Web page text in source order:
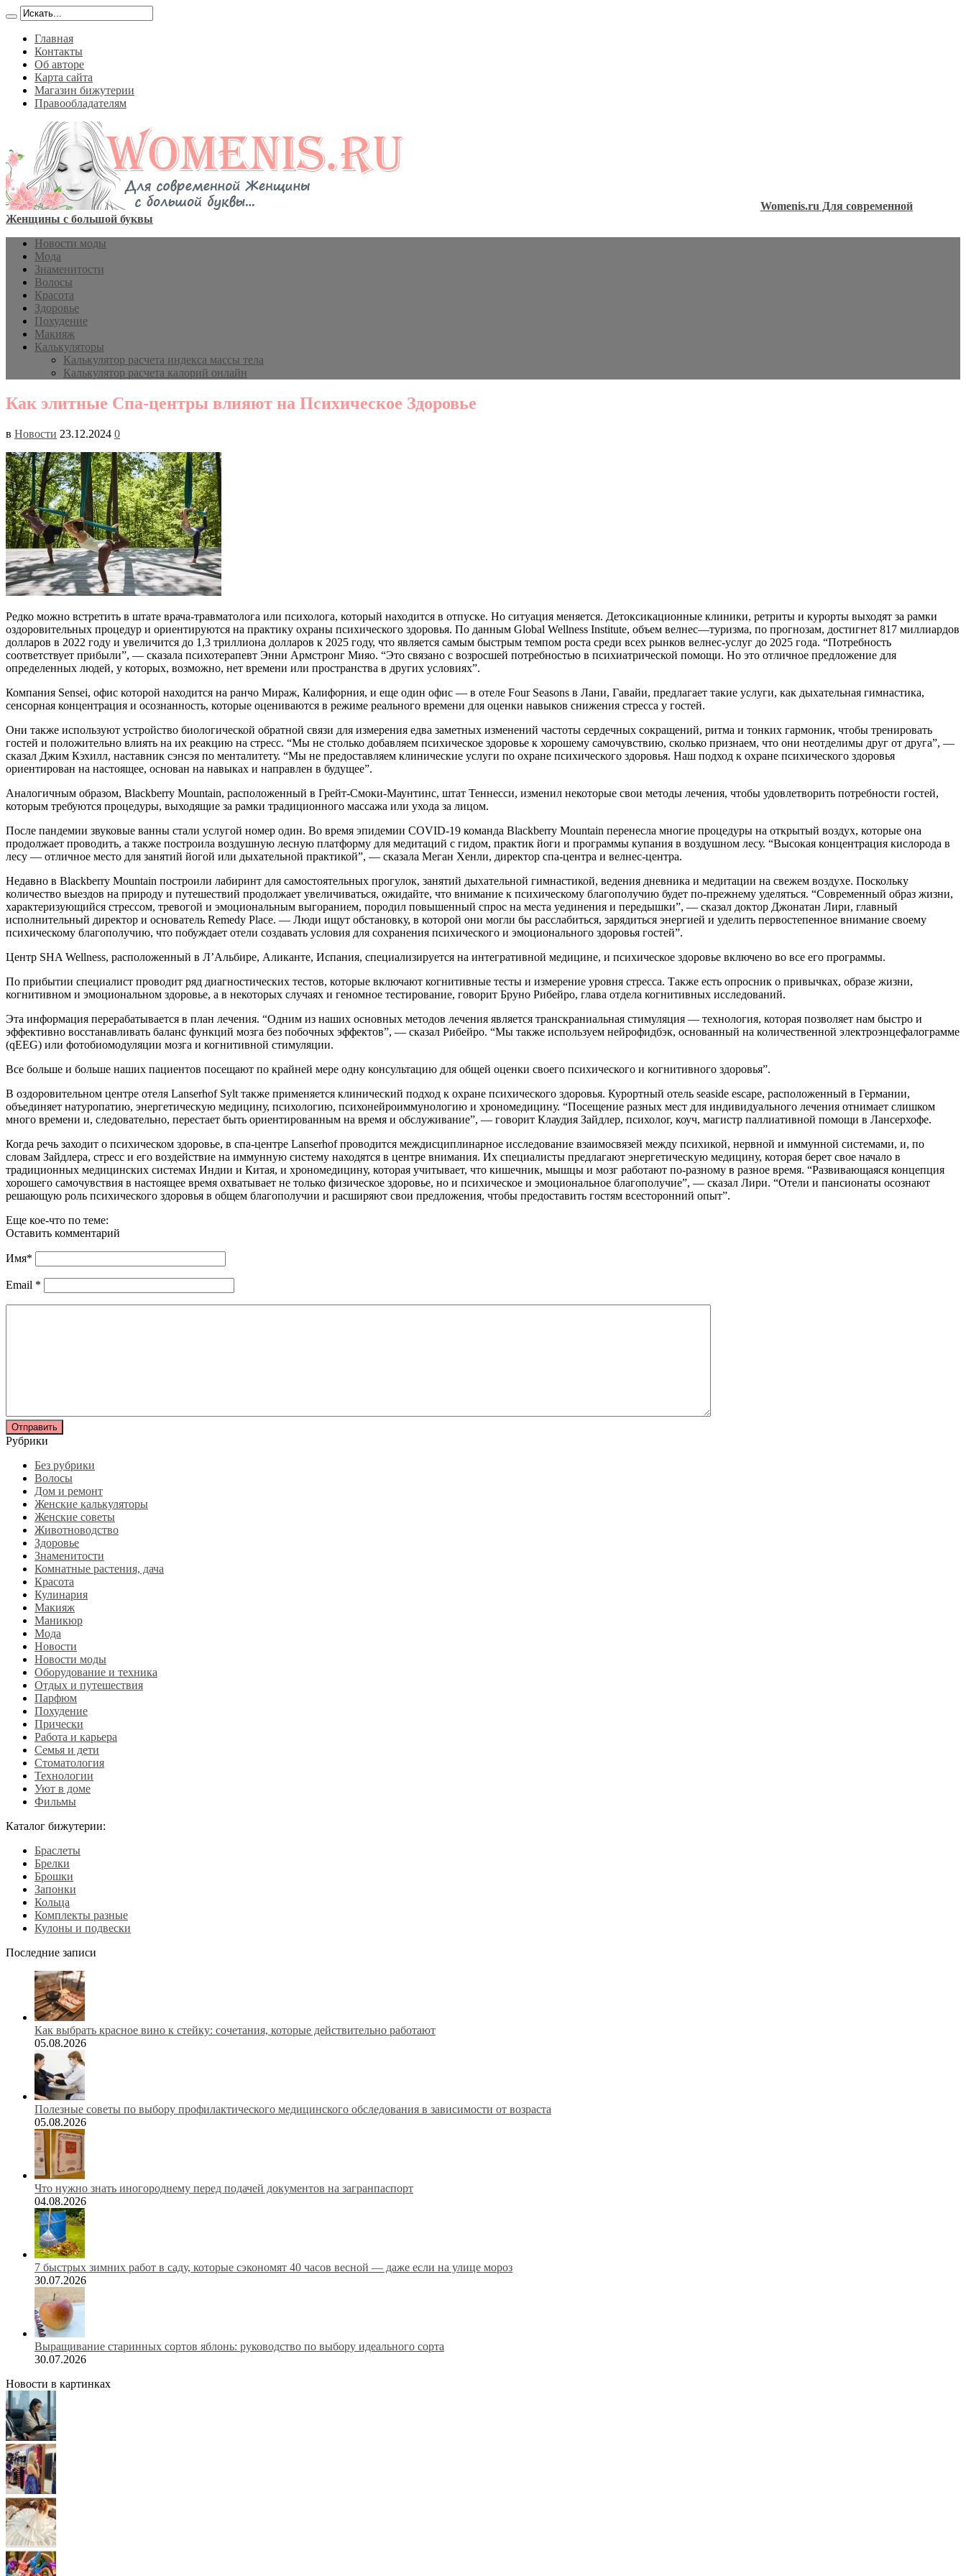
Главная
Контакты
Об авторе
Карта сайта
Магазин бижутерии
Правообладателям
Womenis.ru Для современной
Женщины с большой буквы
Новости моды
Мода
Знаменитости
Волосы
Красота
Здоровье
Похудение
Макияж
Калькуляторы
Калькулятор расчета индекса массы тела
Калькулятор расчета калорий онлайн
Как элитные Спа-центры влияют на Психическое Здоровье
в Новости 23.12.2024 0
Редко можно встретить в штате врача-травматолога или психолога, который находится в отпуске. Но ситуация меняется. Детоксикационные клиники, ретриты и курорты выходят за рамки
оздоровительных процедур и ориентируются на практику охраны психического здоровья. По данным Global Wellness Institute, объем велнес—туризма, по прогнозам, достигнет 817 миллиардов
долларов в 2022 году и увеличится до 1,3 триллиона долларов к 2025 году, что является самым быстрым темпом роста среди всех рынков велнес-услуг до 2025 года. “Потребность
соответствует прибыли”, — сказала психотерапевт Энни Армстронг Мияо. “Это связано с возросшей потребностью в психиатрической помощи. Но это отличное предложение для
определенных людей, у которых, возможно, нет времени или пространства в других условиях”.
Компания Sensei, офис которой находится на ранчо Мираж, Калифорния, и еще один офис — в отеле Four Seasons в Лани, Гавайи, предлагает такие услуги, как дыхательная гимнастика,
сенсорная концентрация и осознанность, которые оцениваются в режиме реального времени для оценки навыков снижения стресса у гостей.
Они также используют устройство биологической обратной связи для измерения едва заметных изменений частоты сердечных сокращений, ритма и тонких гармоник, чтобы тренировать
гостей и положительно влиять на их реакцию на стресс. “Мы не столько добавляем психическое здоровье к хорошему самочувствию, сколько признаем, что они неотделимы друг от друга”, —
сказал Джим Кэхилл, наставник сэнсэя по менталитету. “Мы не предоставляем клинические услуги по охране психического здоровья. Наш подход к охране психического здоровья
ориентирован на настоящее, основан на навыках и направлен в будущее”.
Аналогичным образом, Blackberry Mountain, расположенный в Грейт-Смоки-Маунтинс, штат Теннесси, изменил некоторые свои методы лечения, чтобы удовлетворить потребности гостей,
которым требуются процедуры, выходящие за рамки традиционного массажа или ухода за лицом.
После пандемии звуковые ванны стали услугой номер один. Во время эпидемии COVID-19 команда Blackberry Mountain перенесла многие процедуры на открытый воздух, которые она
продолжает проводить, а также построила воздушную лесную платформу для медитаций с гидом, практик йоги и программы купания в воздушном лесу. “Высокая концентрация кислорода в
лесу — отличное место для занятий йогой или дыхательной практикой”, — сказала Меган Хенли, директор спа-центра и велнес-центра.
Недавно в Blackberry Mountain построили лабиринт для самостоятельных прогулок, занятий дыхательной гимнастикой, ведения дневника и медитации на свежем воздухе. Поскольку
количество выездов на природу и путешествий продолжает увеличиваться, ожидайте, что внимание к психическому благополучию будет по-прежнему уделяться. “Современный образ жизни,
характеризующийся стрессом, тревогой и эмоциональным выгоранием, породил повышенный спрос на места уединения и передышки”, — сказал доктор Джонатан Лири, главный
исполнительный директор и основатель Remedy Place. — Люди ищут обстановку, в которой они могли бы расслабиться, зарядиться энергией и уделить первостепенное внимание своему
психическому благополучию, что побуждает отели создавать условия для сохранения психического и эмоционального здоровья гостей”.
Центр SHA Wellness, расположенный в Л’Альбире, Аликанте, Испания, специализируется на интегративной медицине, и психическое здоровье включено во все его программы.
По прибытии специалист проводит ряд диагностических тестов, которые включают когнитивные тесты и измерение уровня стресса. Также есть опросник о привычках, образе жизни,
когнитивном и эмоциональном здоровье, а в некоторых случаях и геномное тестирование, говорит Бруно Рибейро, глава отдела когнитивных исследований.
Эта информация перерабатывается в план лечения. “Одним из наших основных методов лечения является транскраниальная стимуляция — технология, которая позволяет нам быстро и
эффективно восстанавливать баланс функций мозга без побочных эффектов”, — сказал Рибейро. “Мы также используем нейрофидбэк, основанный на количественной электроэнцефалограмме
(qEEG) или фотобиомодуляции мозга и когнитивной стимуляции.
Все больше и больше наших пациентов посещают по крайней мере одну консультацию для общей оценки своего психического и когнитивного здоровья”.
В оздоровительном центре отеля Lanserhof Sylt также применяется клинический подход к охране психического здоровья. Курортный отель seaside escape, расположенный в Германии,
объединяет натуропатию, энергетическую медицину, психологию, психонейроиммунологию и хрономедицину. “Посещение разных мест для индивидуального лечения отнимает слишком
много времени и, следовательно, перестает быть ориентированным на время и обслуживание”, — говорит Клаудия Зайдлер, психолог, коуч, магистр паллиативной помощи в Лансерхофе.
Когда речь заходит о психическом здоровье, в спа-центре Lanserhof проводится междисциплинарное исследование взаимосвязей между психикой, нервной и иммунной системами, и, по
словам Зайдлера, стресс и его воздействие на иммунную систему находятся в центре внимания. Их специалисты предлагают энергетическую медицину, которая берет свое начало в
традиционных медицинских системах Индии и Китая, и хрономедицину, которая учитывает, что кишечник, мышцы и мозг работают по-разному в разное время. “Развивающаяся концепция
хорошего самочувствия в настоящее время охватывает не только физическое здоровье, но и психическое и эмоциональное благополучие”, — сказал Лири. “Отели и пансионаты осознают
решающую роль психического здоровья в общем благополучии и расширяют свои предложения, чтобы предоставить гостям всесторонний опыт”.
Еще кое-что по теме:
Оставить комментарий
Имя*
Email *
Рубрики
Без рубрики
Волосы
Дом и ремонт
Женские калькуляторы
Женские советы
Животноводство
Здоровье
Знаменитости
Комнатные растения, дача
Красота
Кулинария
Макияж
Маникюр
Мода
Новости
Новости моды
Оборудование и техника
Отдых и путешествия
Парфюм
Похудение
Прически
Работа и карьера
Семья и дети
Стоматология
Технологии
Уют в доме
Фильмы
Каталог бижутерии:
Браслеты
Брелки
Брошки
Запонки
Кольца
Комплекты разные
Кулоны и подвески
Последние записи
Как выбрать красное вино к стейку: сочетания, которые действительно работают
05.08.2026
Полезные советы по выбору профилактического медицинского обследования в зависимости от возраста
05.08.2026
Что нужно знать иногороднему перед подачей документов на загранпаспорт
04.08.2026
7 быстрых зимних работ в саду, которые сэкономят 40 часов весной — даже если на улице мороз
30.07.2026
Выращивание старинных сортов яблонь: руководство по выбору идеального сорта
30.07.2026
Новости в картинках